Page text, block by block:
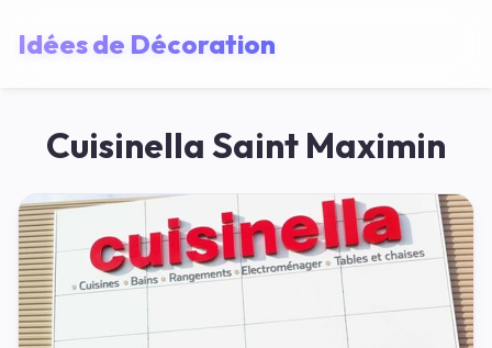
Idées de Décoration
Cuisinella Saint Maximin